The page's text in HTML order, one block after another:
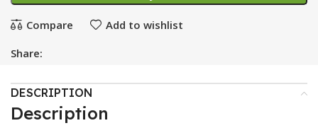
Compare Add to wishlist
Share:
DESCRIPTION
Description